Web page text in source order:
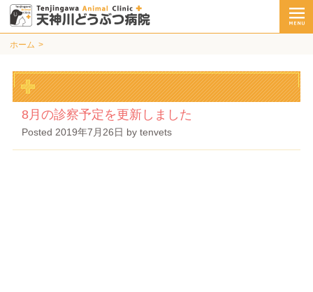
ホーム
8月の診察予定を更新しました
Posted 2019年7月26日 by tenvets